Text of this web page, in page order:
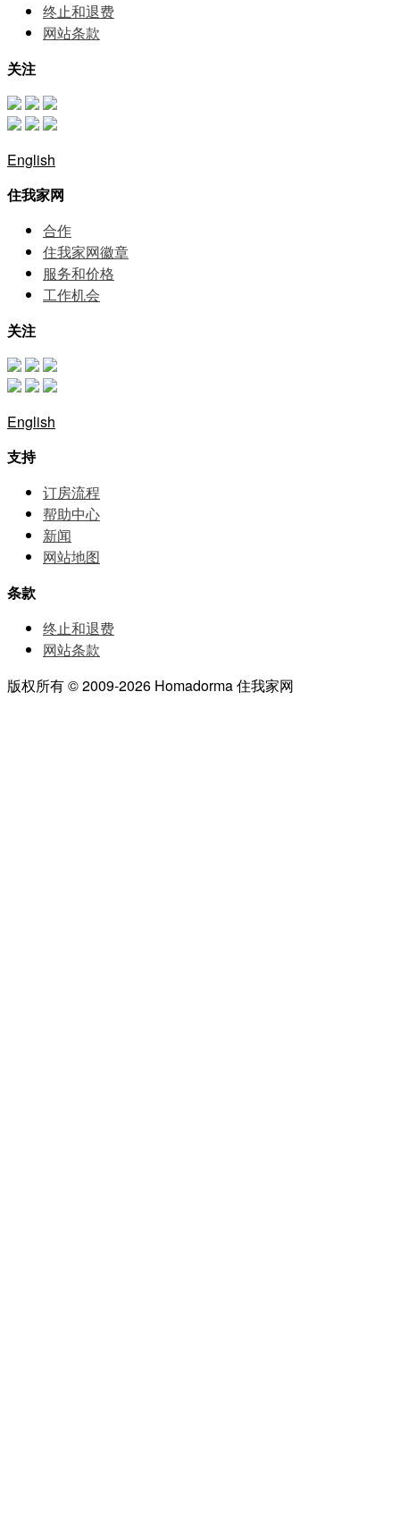
终止和退费
网站条款
关注
English
住我家网
合作
住我家网徽章
服务和价格
⼯作机会
关注
English
支持
订房流程
帮助中⼼
新闻
网站地图
条款
终止和退费
网站条款
版权所有 © 2009-2026 Homadorma 住我家网